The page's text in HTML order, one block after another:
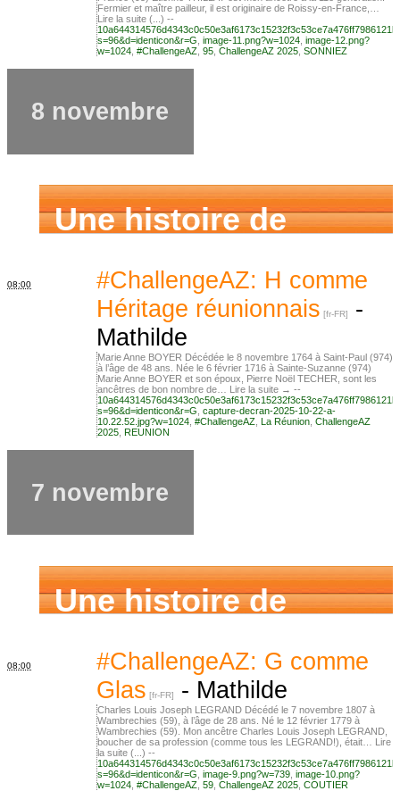
Fermier et maître pailleur, il est originaire de Roissy-en-France,…
Lire la suite (...) --
s=96&d=identicon&r=G image-11.png?w=1024 image-12.png?
w=1024 #ChallengeAZ 95 ChallengeAZ 2025 SONNIEZ
8 novembre
Une histoire de
famille
08:00
#ChallengeAZ: H comme
Héritage réunionnais
-
Mathilde
Marie Anne BOYER Décédée le 8 novembre 1764 à Saint-Paul (974)
à l’âge de 48 ans. Née le 6 février 1716 à Sainte-Suzanne (974)
Marie Anne BOYER et son époux, Pierre Noël TECHER, sont les
ancêtres de bon nombre de… Lire la suite → --
s=96&d=identicon&r=G capture-decran-2025-10-22-a-
10.22.52.jpg?w=1024 #ChallengeAZ La Réunion ChallengeAZ
2025 REUNION
7 novembre
Une histoire de
famille
08:00
#ChallengeAZ: G comme
Glas
- Mathilde
Charles Louis Joseph LEGRAND Décédé le 7 novembre 1807 à
Wambrechies (59), à l’âge de 28 ans. Né le 12 février 1779 à
Wambrechies (59). Mon ancêtre Charles Louis Joseph LEGRAND,
boucher de sa profession (comme tous les LEGRAND!), était… Lire
la suite (...) --
s=96&d=identicon&r=G image-9.png?w=739 image-10.png?
w=1024 #ChallengeAZ 59 ChallengeAZ 2025 COUTIER